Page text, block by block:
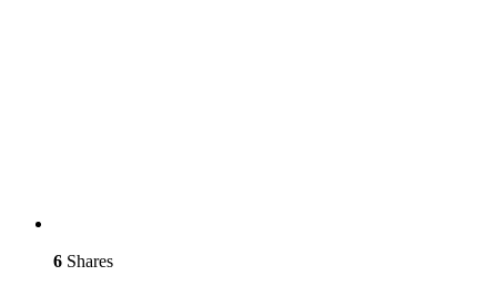
6 Shares